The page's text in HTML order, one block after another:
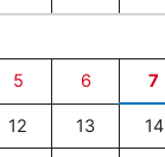
5 6 7
12 13 14